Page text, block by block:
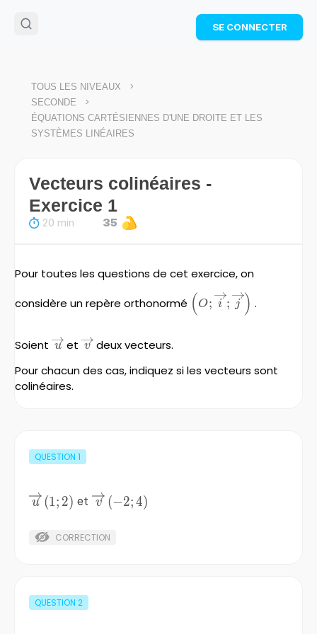
🌴Cahier de vacances offert
: révise les maths cet
Télécharge ton PDF gratuit et progresse avec des
SE CONNECTER
TOUS LES NIVEAUX >
SECONDE >
ÉQUATIONS CARTÉSIENNES D'UNE DROITE ET LES
SYSTÈMES LINÉAIRES
Vecteurs colinéaires -
Exercice 1
20 min 35
Pour toutes les questions de cet exercice, on
considère un repère orthonormé (O; i ; j ) .
Soient \overrightarrow{u}
u et \overrightarrow{v}
v deux vecteurs.
Pour chacun des cas, indiquez si les vecteurs sont
colinéaires.
QUESTION 1
\overrightarrow{u}
u (1; 2) et\overrightarrow{v}
v (−2;4)
CORRECTION
QUESTION 2